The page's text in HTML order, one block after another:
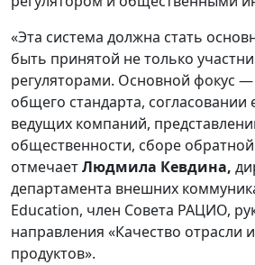
«Эта система должна стать
быть принятой не только
регуляторами. Основной фокус
общего стандарта, согласовании
ведущих компаний,
общественности, сборе
отмечаетЛюдмила Кевдина,
департамента внешних
Education, член Совета РАЦИО,
направления «Качество отрасли
продуктов».